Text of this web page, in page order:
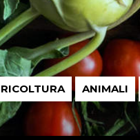
ANIMALI